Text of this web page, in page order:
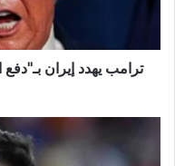
ترامب يهدد إيران